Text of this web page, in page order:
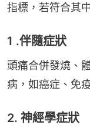
指標，若符合其
1 .伴隨症狀
頭痛合併發燒、
病，如癌症、免
2. 神經學症狀